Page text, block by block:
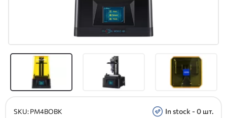
SKU:PM4BOBK In stock - 0 шт.